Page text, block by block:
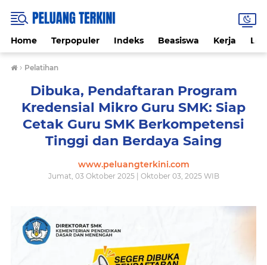
Home Terpopuler Indeks Beasiswa Kerja
› Pelatihan
Dibuka, Pendaftaran Program
Kredensial Mikro Guru SMK: Siap
Cetak Guru SMK Berkompetensi
Tinggi dan Berdaya Saing
www.peluangterkini.com
Jumat, 03 Oktober 2025 | Oktober 03, 2025 WIB